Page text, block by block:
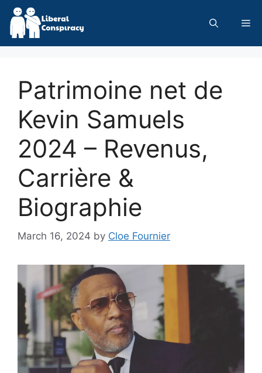
Skip
content
Patrimoine net de
Kevin Samuels
2024 – Revenus,
Carrière &
Biographie
March 16, 2024 by Cloe Fournier